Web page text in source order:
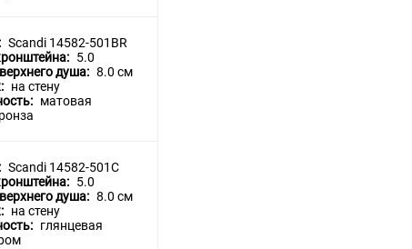
Scandi 14582-501BR
5.0
душа: 8.0 см
на стену
матовая
Scandi 14582-501C
5.0
душа: 8.0 см
на стену
глянцевая